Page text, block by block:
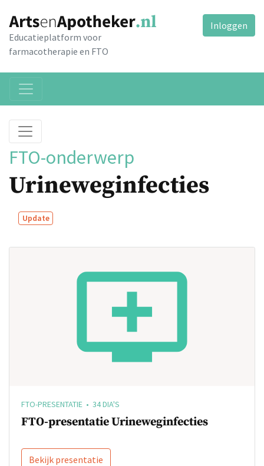
Educatieplatform voor
farmacotherapie en FTO
Inloggen
FTO-onderwerp
Urineweginfecties
Update
FTO-PRESENTATIE • 34 DIA'S
FTO-presentatie Urineweginfecties
Bekijk presentatie